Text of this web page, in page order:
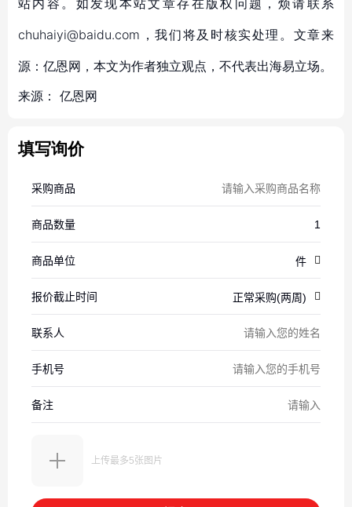
站内容。如发现本站文章存在版权问题，烦请联系
chuhaiyi@baidu.com，我们将及时核实处理。文章来
源：亿恩网，本文为作者独立观点，不代表出海易立场。
来源： 亿恩网
填写询价